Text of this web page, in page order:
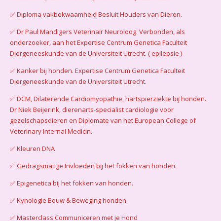
✅️ Diploma vakbekwaamheid Besluit Houders van Dieren.
✅️ Dr Paul Mandigers Veterinair Neuroloog. Verbonden, als
onderzoeker, aan het Expertise Centrum Genetica Faculteit
Diergeneeskunde van de Universiteit Utrecht. ( epilepsie )
✅️ Kanker bij honden. Expertise Centrum Genetica Faculteit
Diergeneeskunde van de Universiteit Utrecht.
✅️ DCM, Dilaterende Cardiomyopathie, hartspierziekte bij honden.
Dr Niek Beijerink, dierenarts-specialist cardiologie voor
gezelschapsdieren en Diplomate van het European College of
Veterinary Internal Medicin.
✅️ Kleuren DNA
✅️ Gedragsmatige Invloeden bij het fokken van honden.
✅️ Epigenetica bij het fokken van honden.
✅️ Kynologie Bouw & Beweging honden.
✅️ Masterclass Communiceren met je Hond